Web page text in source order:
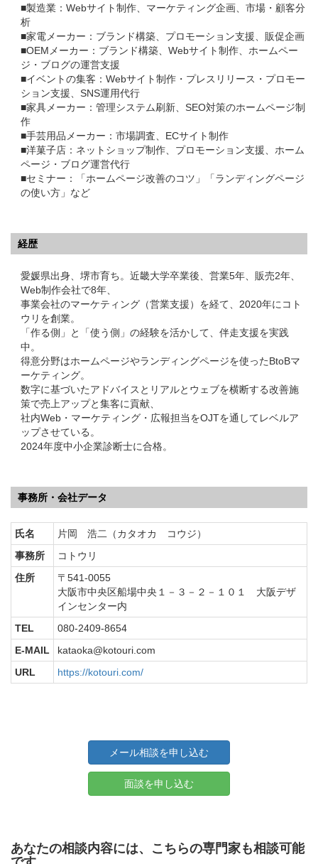
■製造業：Webサイト制作、マーケティング企画、市場・顧客分
析
■家電メーカー：ブランド構築、プロモーション支援、販促企画
■OEMメーカー：ブランド構築、Webサイト制作、ホームペー
ジ・ブログの運営支援
■イベントの集客：Webサイト制作・プレスリリース・プロモー
ション支援、SNS運用代行
■家具メーカー：管理システム刷新、SEO対策のホームページ制
作
■手芸用品メーカー：市場調査、ECサイト制作
■洋菓子店：ネットショップ制作、プロモーション支援、ホーム
ページ・ブログ運営代行
■セミナー：「ホームページ改善のコツ」「ランディングページ
の使い方」など
経歴
愛媛県出身、堺市育ち。近畿大学卒業後、営業5年、販売2年、
Web制作会社で8年、
事業会社のマーケティング（営業支援）を経て、2020年にコト
ウリを創業。
「作る側」と「使う側」の経験を活かして、伴走支援を実践
中。
得意分野はホームページやランディングページを使ったBtoBマ
ーケティング。
数字に基づいたアドバイスとリアルとウェブを横断する改善施
策で売上アップと集客に貢献、
社内Web・マーケティング・広報担当をOJTを通してレベルア
ップさせている。
2024年度中小企業診断士に合格。
事務所・会社データ
氏名
片岡 浩二（カタオカ コウジ）
事務所
コトウリ
住所
〒541-0055
大阪市中央区船場中央１－３－２－１０１ 大阪デザ
インセンター内
TEL
080-2409-8654
E-MAIL
kataoka@kotouri.com
URL
https://kotouri.com/
メール相談を申し込む
面談を申し込む
あなたの相談内容には、こちらの専門家も相談可能